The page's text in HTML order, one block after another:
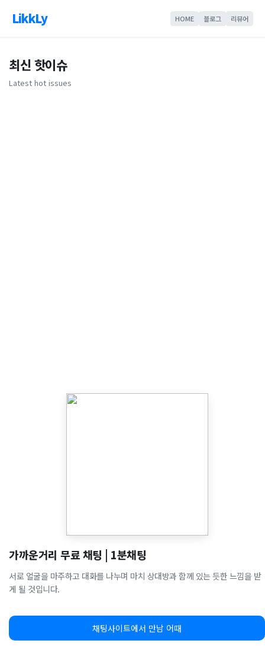
LikkLy HOME 블로그 리뷰어
최신 핫이슈
Latest hot issues
가까운거리 무료 채팅 | 1분채팅
서로 얼굴을 마주하고 대화를 나누며 마치 상대방과 함께 있는 듯한 느낌을 받
게 될 것입니다.
채팅사이트에서 만남 어때